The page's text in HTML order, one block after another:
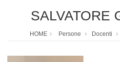
SALVATORE
HOME Persone Docenti